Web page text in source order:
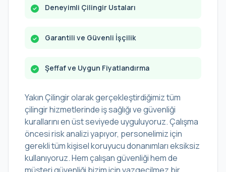
Deneyimli Çilingir Ustaları
Garantili ve Güvenli İşçilik
Şeffaf ve Uygun Fiyatlandırma
Yakın Çilingir olarak gerçekleştirdiğimiz tüm
çilingir hizmetlerinde iş sağlığı ve güvenliği
kurallarını en üst seviyede uyguluyoruz. Çalışma
öncesi risk analizi yapıyor, personelimiz için
gerekli tüm kişisel koruyucu donanımları eksiksiz
kullanıyoruz. Hem çalışan güvenliği hem de